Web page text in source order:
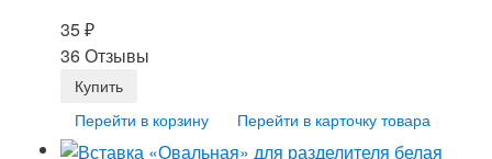
35₽
36 Отзывы
Перейти в корзину Перейти в карточку товара